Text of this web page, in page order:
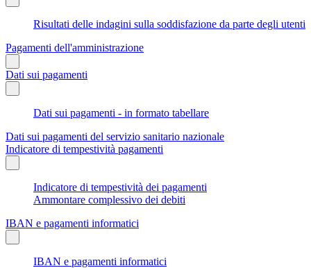
Risultati delle indagini sulla soddisfazione da parte degli utenti
Pagamenti dell'amministrazione
Dati sui pagamenti
Dati sui pagamenti - in formato tabellare
Dati sui pagamenti del servizio sanitario nazionale
Indicatore di tempestività pagamenti
Indicatore di tempestività dei pagamenti
Ammontare complessivo dei debiti
IBAN e pagamenti informatici
IBAN e pagamenti informatici